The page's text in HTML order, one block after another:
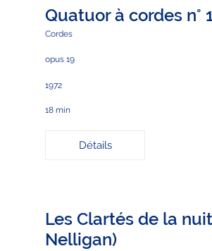
Quatuor à cordes n°
Cordes
opus 19
1972
18 min
Détails
Les Clartés de la
Nelligan)